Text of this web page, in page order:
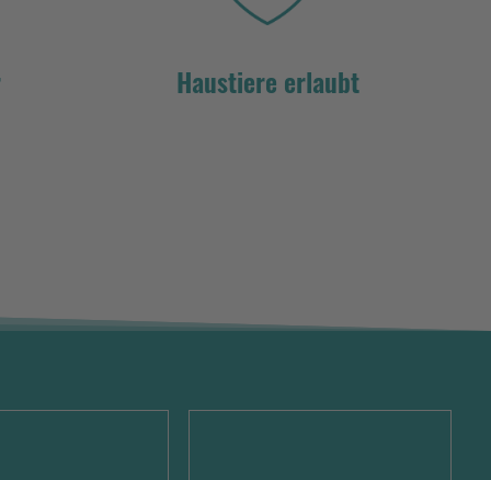
Haustiere erlaubt